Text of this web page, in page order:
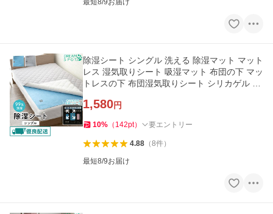
最短8/9お届け
除湿シート シングル 洗える 除湿マット マット
レス 湿気取りシート 吸湿マット 布団の下 マッ
トレスの下 布団湿気取りシート シリカゲル 90
1,580円
10% （ 142pt） 要エントリー
4.88（8件）
最短8/9お届け